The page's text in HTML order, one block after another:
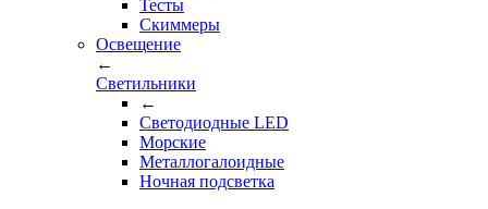
Тесты
Cкиммеры
Освещение
←
Светильники
←
Cветодиодные LED
Морские
Металлогалоидные
Ночная подсветка